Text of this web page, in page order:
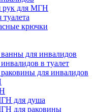
рук для МГН
крючки
для инвалидов
в туалет
для инвалидов
для душа
для раковины